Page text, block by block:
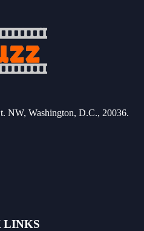
NW, Washington, D.C., 20036.
LINKS